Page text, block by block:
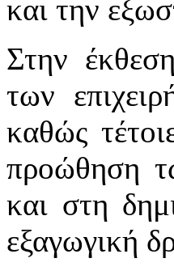
και την
Στην
των
καθώς
προώθηση
και στη
εξαγωγική